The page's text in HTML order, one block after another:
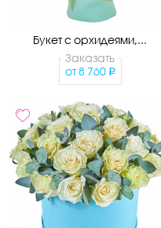
Букет с орхидеями,...
Заказать
от 8 760